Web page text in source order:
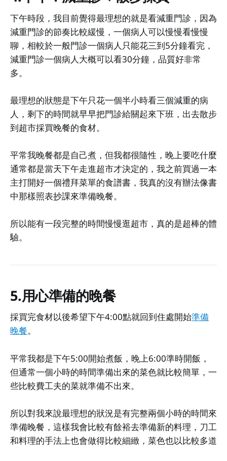
下午時段，我目前覺得最理想的就是看減重門診，因為
減重門診的節奏比較緩慢，一個病人可以慢慢看慢慢
聊，相較於一般門診一個病人只能花三到5分鐘看完，
減重門診一個病人大概可以看30分鐘，品質好非常
多。
最理想的狀態是下午只花一個半小時看三個減重的病
人，剩下的時間就早早把門診給關起來下班，出去散步
到超市採買晚餐的食材。
平常我晚餐都是自己煮，但我都很隨性，晚上要吃什麼
通常都是當天下午走進超市才決定的，我之前買過一本
主打開好一個禮拜菜單的食譜書，我真的沒有辦法像書
中那樣照表抄課來準備晚餐。
所以能有一段完整的時間慢慢逛超市，真的是超棒的體
驗。
5.用心準備的晚餐
採買完食材以後希望下午4:00點就回到住處開始準備
晚餐。
平常我都是下午5:00開始煮飯，晚上6:00準時開飯，
但通常一個小時的時間準備出來的菜色就比較簡單，一
些比較費工夫的菜就準備不出來。
所以對我來說最理想的狀況是有完整兩個小時的時間來
準備晚餐，這樣我會比較有餘裕去準備新的料理，刀工
和料理的手法上也會做得比較細緻，菜色也以比較多道